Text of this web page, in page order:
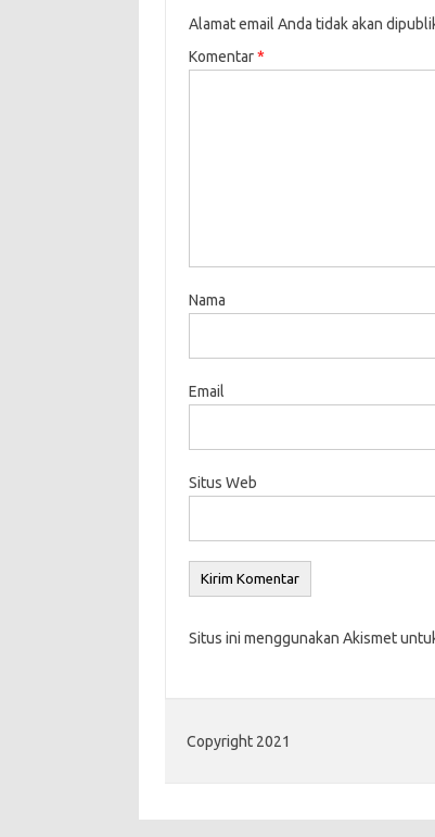
Alamat email Anda tidak akan
Komentar*
Nama
Email
Situs Web
Situs ini menggunakan Akismet
Copyright 2021